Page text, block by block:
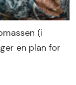
(i
en plan for